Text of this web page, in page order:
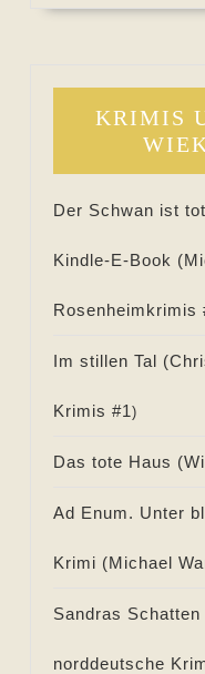
KRIMIS
Der Schwan ist
Kindle-E-Book (
Rosenheimkrimis
Im stillen Tal (
Krimis #1)
Das tote Haus (
Ad Enum. Unter
Krimi (Michael
Sandras Schatten
norddeutsche